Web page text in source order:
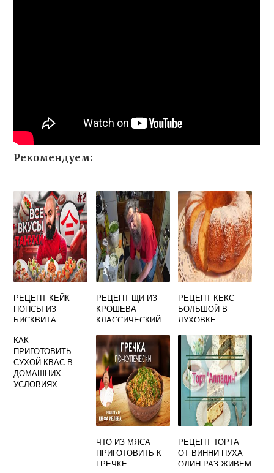
Рекомендуем:
РЕЦЕПТ КЕЙК
ПОПСЫ ИЗ
БИСКВИТА
РЕЦЕПТ ЩИ ИЗ
КРОШЕВА
КЛАССИЧЕСКИЙ
РЕЦЕПТ КЕКС
БОЛЬШОЙ В
ДУХОВКЕ
КАК
ПРИГОТОВИТЬ
СУХОЙ КВАС В
ДОМАШНИХ
УСЛОВИЯХ
ЧТО ИЗ МЯСА
ПРИГОТОВИТЬ К
ГРЕЧКЕ
РЕЦЕПТ ТОРТА
ОТ ВИННИ ПУХА
ОДИН РАЗ ЖИВЕМ